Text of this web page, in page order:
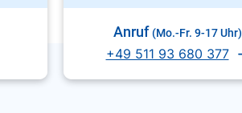
Anruf (Mo.-Fr. 9-17 Uhr)
+49 511 93 680 377